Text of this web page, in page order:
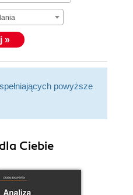
»
powyższe
Ciebie